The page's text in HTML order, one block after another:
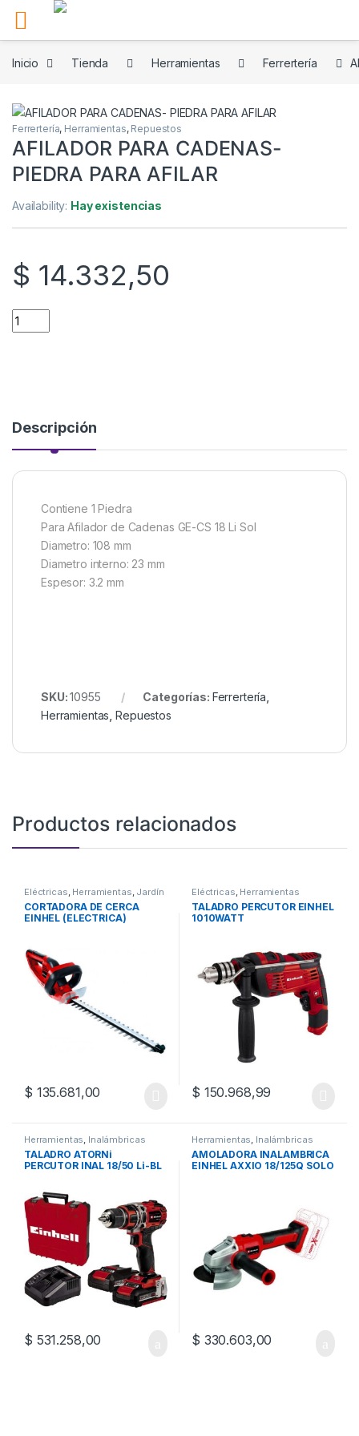
Inicio
Tienda Herramientas Ferrertería
Ferrertería, Herramientas, Repuestos
AFILADOR PARA CADENAS-
PIEDRA PARA AFILAR
Availability: Hay existencias
$ 14.332,50
AFILADOR PARA CADENAS- PIEDRA PARA AFILAR quantity
Descripción
Contiene 1 Piedra
Para Afilador de Cadenas GE-CS 18 Li Sol
Diametro: 108 mm
Diametro interno: 23 mm
Espesor: 3.2 mm
SKU:10955 Categorías: Ferrertería
Herramientas ,Repuestos
Productos relacionados
Eléctricas, Herramientas, Jardín
CORTADORA DE CERCA
EINHEL (ELECTRICA)
$ 135.681,00
Eléctricas, Herramientas
TALADRO PERCUTOR EINHEL
1010WATT
$ 150.968,99
Herramientas Inalámbricas
TALADRO ATORNi
PERCUTOR INAL 18/50 Li-BL
$ 531.258,00
Herramientas Inalámbricas
AMOLADORA INALAMBRICA
EINHEL AXXIO 18/125Q SOLO
$ 330.603,00